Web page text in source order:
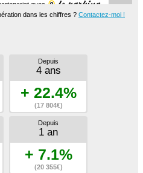
avec
dans les chiffres ? Contactez-moi !
Depuis
4 ans
+ 22.4%
(17 804€)
Depuis
1 an
+ 7.1%
(20 355€)